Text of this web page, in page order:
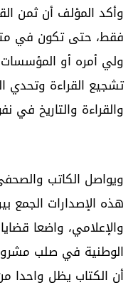
وأكد المؤلف أن ثمن
فقط، حتى تكون في
ولي أمره أو المؤسسات
تشجيع القراءة وتحدي
والقراءة والتاريخ في
ويواصل الكاتب
هذه الإصدارات الجمع
والإعلامي، واضعا
الوطنية في صلب
أن الكتاب يظل واحدا